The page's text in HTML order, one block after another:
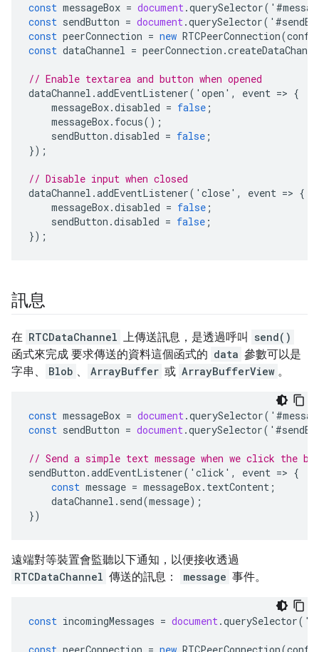
const messageBox = document.querySelector( ' #
const sendButton = document.querySelector( ' #
const peerConnection = new RTCPeerConnection(
const dataChannel = peerConnection .
// Enable textarea and button when opened
dataChannel .addEventListener( ' open ' , event => {
messageBox.disabled = false ;
messageBox. focus();
sendButton .disabled = false ;
});
// Disable input when closed
dataChannel .addEventListener( ' close' , event => {
messageBox.disabled = false ;
sendButton .disabled = false ;
});
訊息
在 RTCDataChannel 上傳送訊息，是透過呼叫
send()
函式來完成 要求傳送的資料這個函式的 data 參數可以是
字串、
Blob 、 ArrayBuffer 或 ArrayBufferView 。
const messageBox = document.querySelector( ' #
const sendButton = document.querySelector( ' #
// Send a simple text message when we click the
sendButton .addEventListener( ' click ' , event => {
const message = messageBox. textContent ;
dataChannel . send(message);
})
遠端對等裝置會監聽以下通知，以便接收透過
RTCDataChannel 傳送的訊息： message 事件。
const incomingMessages = document.querySelector( '